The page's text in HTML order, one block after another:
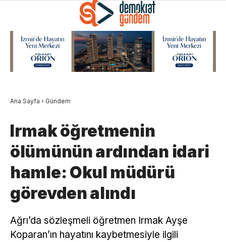
Ana Sayfa › Gündem
Irmak öğretmenin
ölümünün ardından idari
hamle: Okul müdürü
görevden alındı
Ağrı’da sözleşmeli öğretmen Irmak Ayşe
Koparan’ın hayatını kaybetmesiyle ilgili